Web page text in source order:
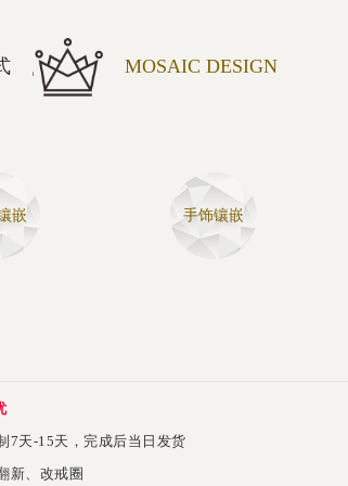
MOSAIC DESIGN
嵌 手饰镶嵌
7天-15天，完成后当日发货
新、改戒圈